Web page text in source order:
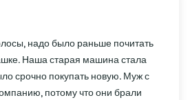
надо было раньше почитать
Наша старая машина стала
срочно покупать новую. Муж с
потому что они брали